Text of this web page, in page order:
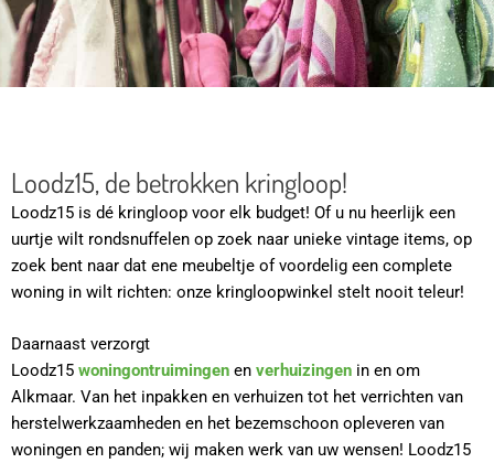
Loodz15, de betrokken kringloop!
Loodz15 is dé kringloop voor elk budget! Of u nu heerlijk een
uurtje wilt rondsnuffelen op zoek naar unieke vintage items, op
zoek bent naar dat ene meubeltje of voordelig een complete
woning in wilt richten: onze kringloopwinkel stelt nooit teleur!
Daarnaast verzorgt
Loodz15 woningontruimingen en verhuizingen in en om
Alkmaar. Van het inpakken en verhuizen tot het verrichten van
herstelwerkzaamheden en het bezemschoon opleveren van
woningen en panden; wij maken werk van uw wensen! Loodz15